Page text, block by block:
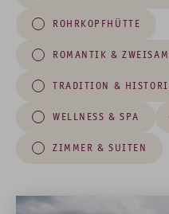
ROHRKOPFHÜTTE
ROMANTIK &
TRADITION &
WELLNESS & SPA
ZIMMER & SUITEN